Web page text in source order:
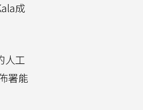
成
人工
署能